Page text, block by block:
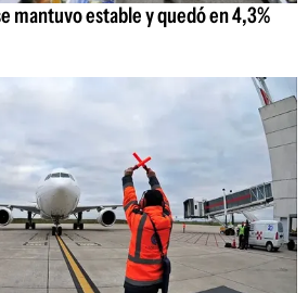
mantuvo estable y quedó en 4,3%